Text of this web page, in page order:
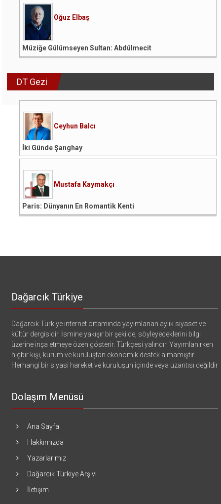
Oğuz Elbaş
Müziğe Gülümseyen Sultan: Abdülmecit
DT Gezi
Ceyhun Balcı
İki Günde Şanghay
Mustafa Kaymakçı
Paris: Dünyanın En Romantik Kenti
Dağarcık Türkiye
Dağarcık Türkiye internet ortamında yayımlanan aylık siyaset ve
kültür dergisidir. İsmine yakışır bir şekilde, söyleyeceklerini bilgi
üzerine inşa etmeye özen gösterir. Türkçesi yalındır. Yayımlanırken
hiçbir kişi, kurum ve kuruluştan ekonomik destek almamıştır.
Herhangi bir siyasi hareket ve kuruluşun içinde veya uzantısı değildir
Dolaşım Menüsü
Ana Sayfa
Hakkımızda
Yazarlarımız
Dağarcık Türkiye Arşivi
İletişim